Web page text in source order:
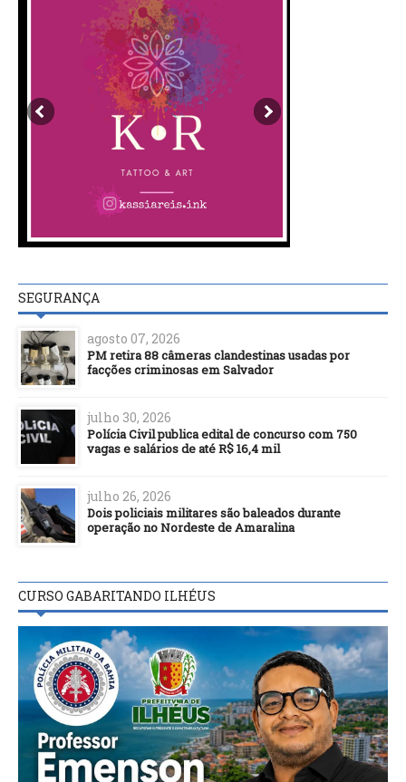
SEGURANÇA
agosto 07, 2026
PM retira 88 câmeras clandestinas usadas por
facções criminosas em Salvador
julho 30, 2026
Polícia Civil publica edital de concurso com 750
vagas e salários de até R$ 16,4 mil
julho 26, 2026
Dois policiais militares são baleados durante
operação no Nordeste de Amaralina
CURSO GABARITANDO ILHÉUS